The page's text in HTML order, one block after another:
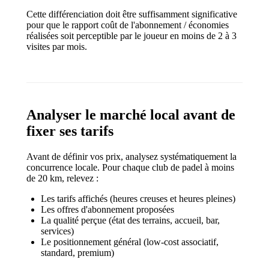
Cette différenciation doit être suffisamment significative
pour que le rapport coût de l'abonnement / économies
réalisées soit perceptible par le joueur en moins de 2 à 3
visites par mois.
Analyser le marché local avant de
fixer ses tarifs
Avant de définir vos prix, analysez systématiquement la
concurrence locale. Pour chaque club de padel à moins
de 20 km, relevez :
Les tarifs affichés (heures creuses et heures pleines)
Les offres d'abonnement proposées
La qualité perçue (état des terrains, accueil, bar,
services)
Le positionnement général (low-cost associatif,
standard, premium)